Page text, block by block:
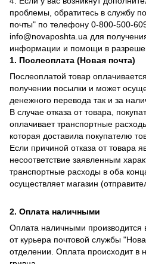
проблемы, обратитесь в службу
почты" по телефону 0-800-500-
info@novaposhta.ua для
информации и помощи в
1. Послеоплата (Новая почта)
Послеоплатой товар
получении посылки и может
денежного перевода так и за
В случае отказа от товара,
оплачивает транспортные
которая доставила покупателю
Если причиной отказа от товара
несоответствие заявленным
транспортные расходы в оба
осуществляет магазин
2. Оплата наличными
Оплата наличными производится
от курьера почтовой службы
отделении. Оплата происходит в